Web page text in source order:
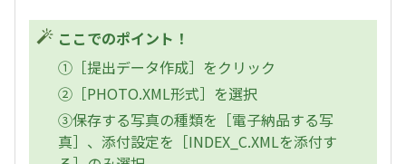
ここでのポイント！
①［提出データ作成］をクリック
②［PHOTO.XML形式］を選択
③保存する写真の種類を［電子納品する写
真］、添付設定を［INDEX_C.XMLを添付す